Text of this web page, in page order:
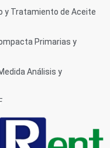
y Tratamiento de Aceite
Primarias y
Análisis y